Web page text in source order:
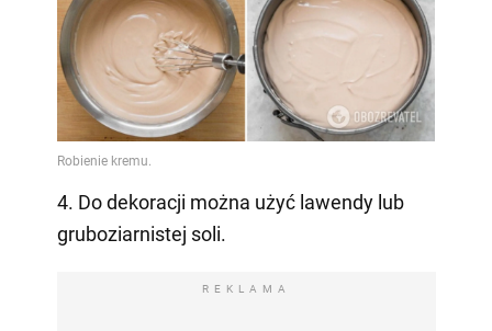
4. Do dekoracji można użyć lawendy lub
gruboziarnistej soli.
REKLAMA